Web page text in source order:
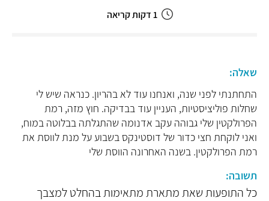
1 דקות קריאה
שאלה:
התחתנתי לפני שנה, ואנחנו עוד לא בהריון. כנראה שיש לי
שחלות פוליציסטיות, העניין עוד בבדיקה. חוץ מזה, רמת
הפרולקטין שלי גבוהה עקב אדנומה שהתגלתה בבלוטה במוח,
ואני לוקחת חצי כדור של דוסטינקס בשבוע על מנת לווסת את
רמת הפרולקטין. בשנה האחרונה הווסת שלי
תשובה:
כל התופעות שאת מתארת מתאימות בהחלט למצבך